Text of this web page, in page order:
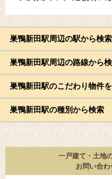
巣鴨新田駅周辺の駅から検索
巣鴨新田駅周辺の路線から
巣鴨新田駅のこだわり物件
巣鴨新田駅の種別から検索
一戸建て・土地
お問い合わ